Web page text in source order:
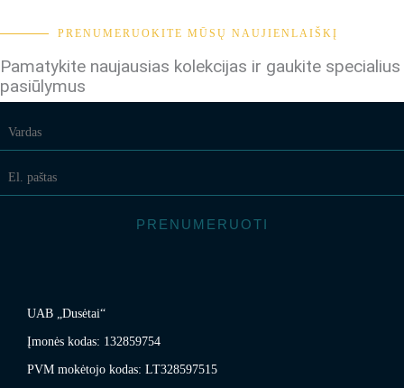
PRENUMERUOKITE MŪSŲ NAUJIENLAIŠKĮ
Pamatykite naujausias kolekcijas ir gaukite specialius
pasiūlymus
PRENUMERUOTI
UAB „Dusėtai“
Įmonės kodas: 132859754
PVM mokėtojo kodas: LT328597515